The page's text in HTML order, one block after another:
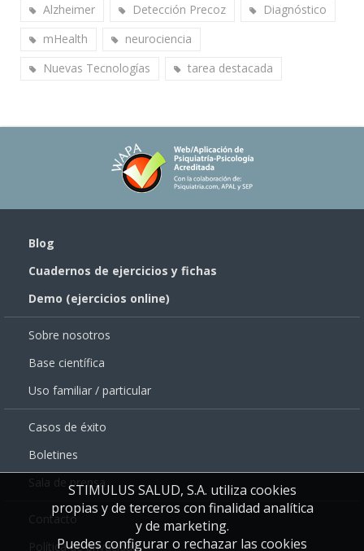
Alzheimer Detección Precoz
Diagnóstico
mHealth
neurociencia
Nuevas Tecnologías
tarea destacada
Blog
Cuadernos de ejercicios y fichas
Demo (ejercicios online)
Sobre nosotros
Base científica
Uso familiar / particular
Casos de éxito
Boletines
Sala de prensa
Contacto
Política de privacidad
STIMULUS SALUD, S.A. utiliza cookies
propias y de terceros con finalidad analítica
y de marketing.
Puedes configurar o rechazar las cookies